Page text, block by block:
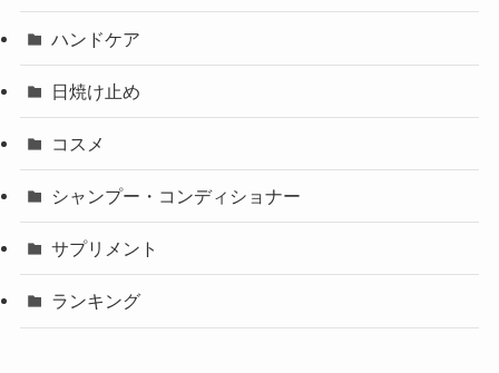
ハンドケア
日焼け止め
コスメ
シャンプー・コンディショナー
サプリメント
ランキング